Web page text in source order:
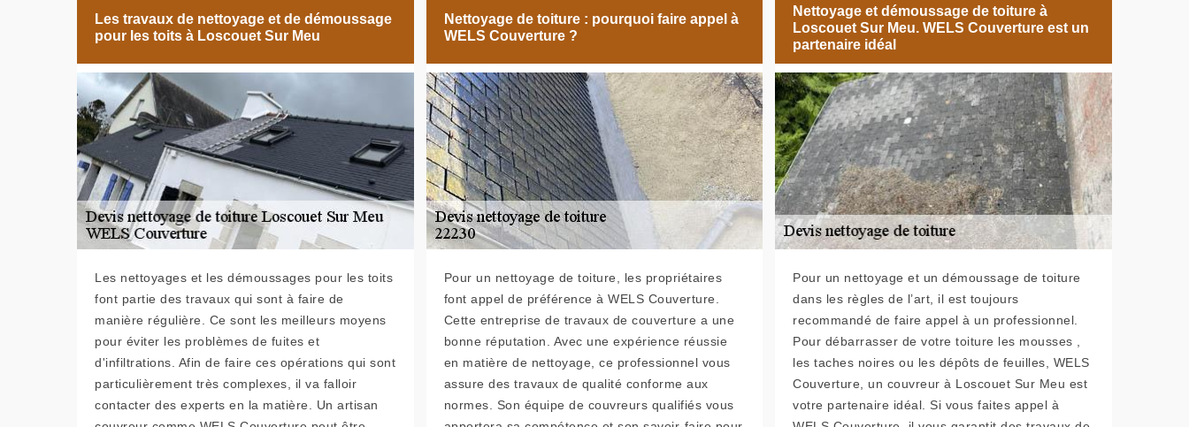
Les travaux de nettoyage et de démoussage
pour les toits à Loscouet Sur Meu
Les nettoyages et les démoussages pour les toits
font partie des travaux qui sont à faire de
manière régulière. Ce sont les meilleurs moyens
pour éviter les problèmes de fuites et
d'infiltrations. Afin de faire ces opérations qui sont
particulièrement très complexes, il va falloir
contacter des experts en la matière. Un artisan
Nettoyage de toiture : pourquoi faire appel à
WELS Couverture ?
Pour un nettoyage de toiture, les propriétaires
font appel de préférence à WELS Couverture.
Cette entreprise de travaux de couverture a une
bonne réputation. Avec une expérience réussie
en matière de nettoyage, ce professionnel vous
assure des travaux de qualité conforme aux
normes. Son équipe de couvreurs qualifiés vous
Nettoyage et démoussage de toiture à
Loscouet Sur Meu. WELS Couverture est un
partenaire idéal
Pour un nettoyage et un démoussage de toiture
dans les règles de l’art, il est toujours
recommandé de faire appel à un professionnel.
Pour débarrasser de votre toiture les mousses ,
les taches noires ou les dépôts de feuilles, WELS
Couverture, un couvreur à Loscouet Sur Meu est
votre partenaire idéal. Si vous faites appel à